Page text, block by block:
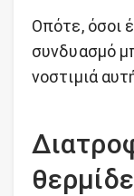
Οπότε, όσοι
συνδυασμό
νοστιμιά